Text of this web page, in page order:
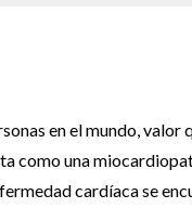
en el mundo, valor
como una
cardíaca se